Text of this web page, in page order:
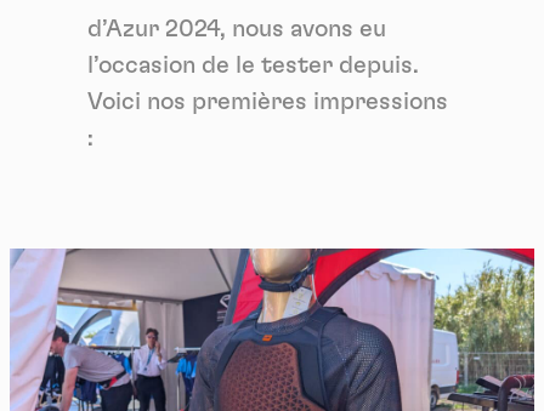
d’Azur 2024, nous avons eu
l’occasion de le tester depuis.
Voici nos premières impressions
: